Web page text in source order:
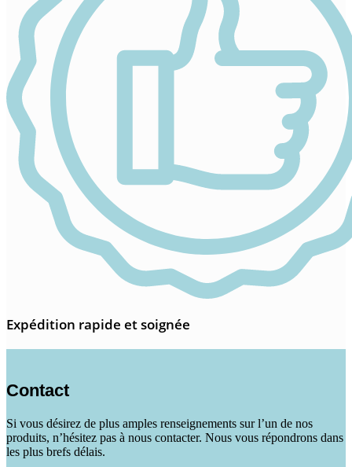
Expédition rapide et soignée
Contact
Si vous désirez de plus amples renseignements sur l’un de nos
produits, n’hésitez pas à nous contacter. Nous vous répondrons dans
les plus brefs délais.